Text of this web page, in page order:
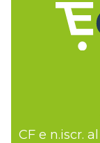
CF e n.iscr.